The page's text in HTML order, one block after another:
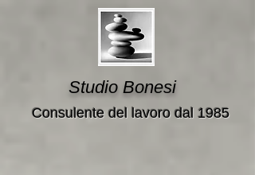
Studio Bonesi
Consulente del lavoro dal 1985